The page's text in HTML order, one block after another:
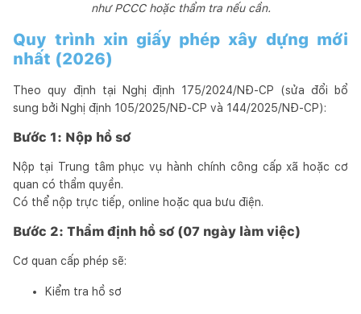
như PCCC hoặc thẩm tra nếu cần.
Quy trình xin giấy phép xây dựng mới
nhất (2026)
Theo quy định tại Nghị định 175/2024/NĐ-CP (sửa đổi bổ
sung bởi Nghị định 105/2025/NĐ-CP và 144/2025/NĐ-CP):
Bước 1: Nộp hồ sơ
Nộp tại Trung tâm phục vụ hành chính công cấp xã hoặc cơ
quan có thẩm quyền.
Có thể nộp trực tiếp, online hoặc qua bưu điện.
Bước 2: Thẩm định hồ sơ (07 ngày làm việc)
Cơ quan cấp phép sẽ:
Kiểm tra hồ sơ